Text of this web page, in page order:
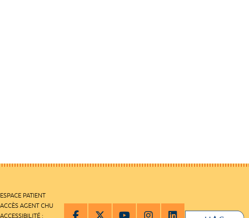
ESPACE PATIENT
ACCÈS AGENT CHU
ACCESSIBILITÉ :